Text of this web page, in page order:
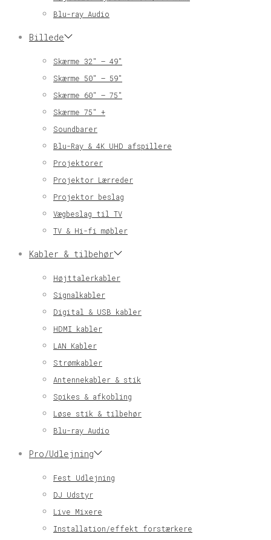
Blu-ray Audio
Billede
Skærme 32″ – 49″
Skærme 50″ – 59″
Skærme 60″ – 75″
Skærme 75″ +
Soundbarer
Blu-Ray & 4K UHD afspillere
Projektorer
Projektor Lærreder
Projektor beslag
Vægbeslag til TV
TV & Hi-fi møbler
Kabler & tilbehør
Højttalerkabler
Signalkabler
Digital & USB kabler
HDMI kabler
LAN Kabler
Strømkabler
Antennekabler & stik
Spikes & afkobling
Løse stik & tilbehør
Blu-ray Audio
Pro/Udlejning
Fest Udlejning
DJ Udstyr
Live Mixere
Installation/effekt forstærkere